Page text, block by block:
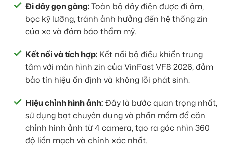
Đi dây gọn gàng:Toàn bộ dây điện được đi âm,
bọc kỹ lưỡng, tránh ảnh hưởng đến hệ thống zin
của xe và đảm bảo thẩm mỹ.
Kết nối và tích hợp: Kết nối bộ điều khiển trung
tâm với màn hình zin của VinFast VF8 2026, đảm
bảo tín hiệu ổn định và không lỗi phát sinh.
Hiệu chỉnh hình ảnh:Đây là bước quan trọng nhất,
sử dụng bạt chuyên dụng và phần mềm để căn
chỉnh hình ảnh từ 4 camera, tạo ra góc nhìn 360
độ liền mạch và chính xác nhất.